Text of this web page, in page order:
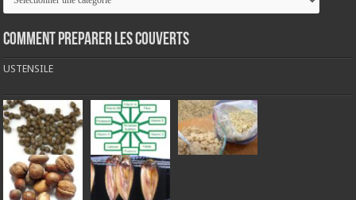
COMMENT PREPARER LES COUVERTS
USTENSILE